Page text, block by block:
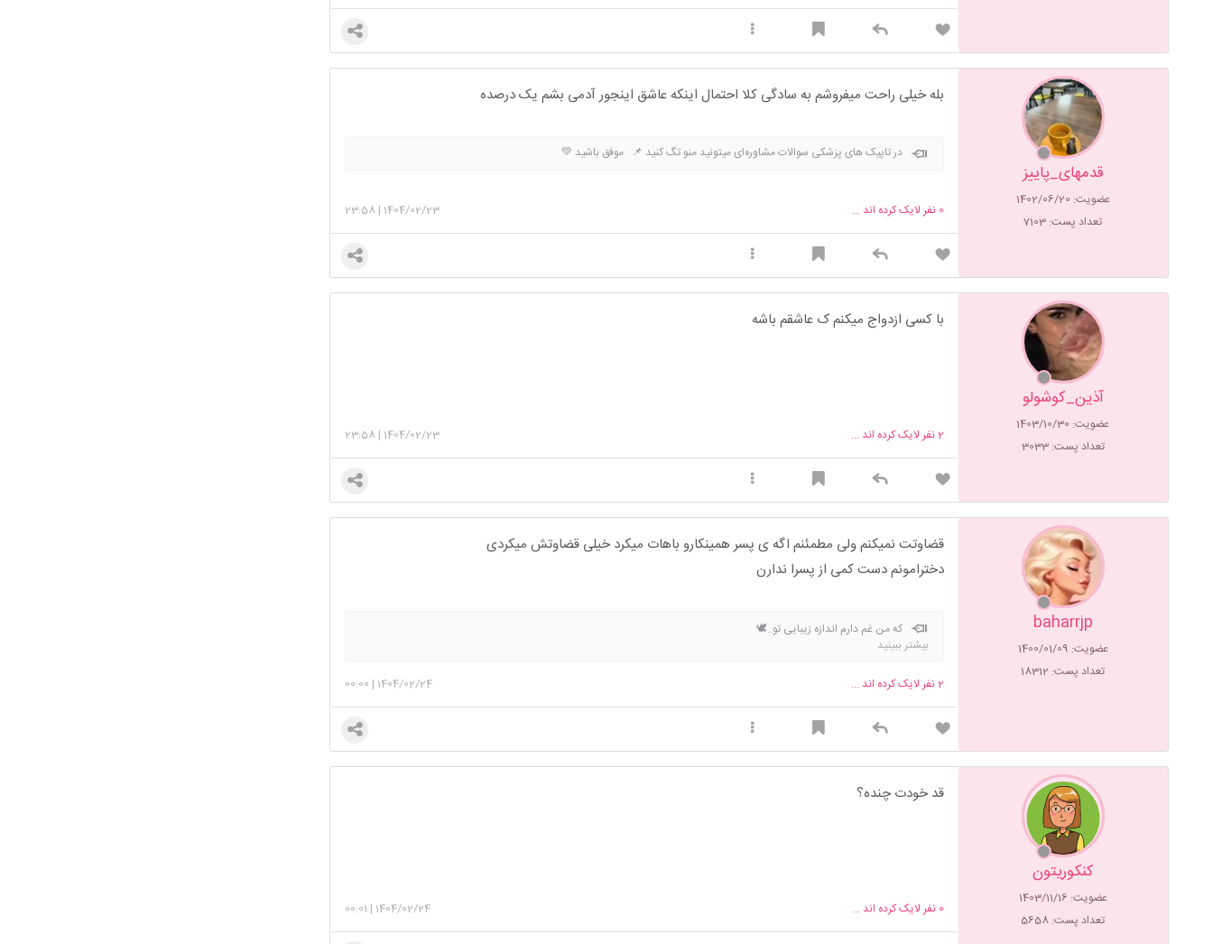
قدمهای_پاییز
عضویت: 1402/06/20
تعداد پست: 7103
بله خیلی راحت میفروشم به سادگی کلا احتمال اینکه عاشق اینجور آدمی بشم یک درصده
در تاپیک های پزشکی سوالات مشاوره‌ای میتونید منو تگ کنید 📌 موفق باشید 💚
1404/02/23
|
23:58 0 نفر لایک کرده اند ...
آذین_کوشولو
عضویت: 1403/10/30
تعداد پست: 3033
با کسی ازدواج میکنم ک عاشقم باشه
1404/02/23
|
23:58 2نفر لایک کرده اند ...
baharrjp
عضویت: 1400/01/09
تعداد پست: 18312
قضاوتت نمیکنم ولی مطمئنم اگه ی پسر همینکارو باهات میکرد خیلی قضاوتش میکردی
دخترامونم دست کمی از پسرا ندارن
که من غم دارم اندازه زیبایی تو..🕊️
بیشتر ببینید
1404/02/24
|
00:00 2نفر لایک کرده اند ...
کنکوریتون
عضویت: 1403/11/16
تعداد پست: 5658
قد خودت چنده؟
1404/02/24
|
00:01 0 نفر لایک کرده اند ...